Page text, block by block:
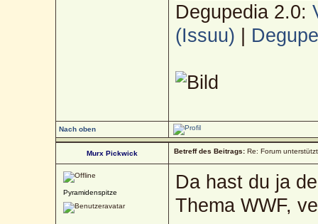
Degupedia 2.0:
(Issuu)
Nach oben
Murx Pickwick Betreff des Beitrags: Re: Forum
Pyramidenspitze
Da hast du ja
Thema WWF,